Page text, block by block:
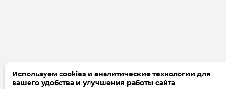
Используем cookies и аналитические технологии для
вашего удобства и улучшения работы сайта